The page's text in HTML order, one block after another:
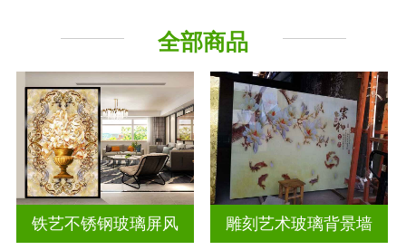
山水画玻璃
全部商品
铁艺不锈钢玻璃屏风 雕刻艺术玻璃背景墙